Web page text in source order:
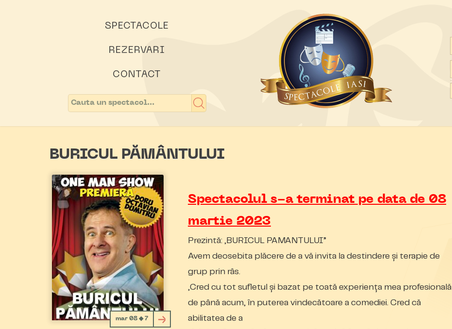
SPECTACOLE
REZERVARI
CONTACT
BURICUL PĂMÂNTULUI
mar 08 ◆ 7
Spectacolul s-a terminat pe data de 08
martie 2023
Prezintă: „BURICUL PAMANTULUI”
Avem deosebita plăcere de a vă invita la destindere și terapie de
grup prin râs.
„Cred cu tot sufletul și bazat pe toată experiența mea profesională
de până acum, în puterea vindecătoare a comediei. Cred că
abilitatea de a